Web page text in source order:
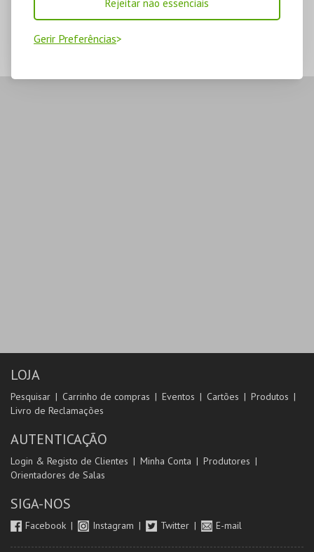
Rejeitar não essenciais
Gerir Preferências
LOJA
Pesquisar Carrinho de compras Eventos Cartões
Produtos
Livro de Reclamações
AUTENTICAÇÃO
Login & Registo de Clientes Minha Conta
Produtores
Orientadores de Salas
SIGA-NOS
Facebook Instagram Twitter E-mail